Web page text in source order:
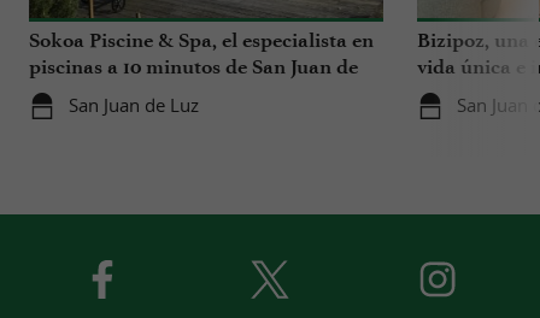
Sokoa Piscine & Spa, el especialista en
piscinas a 10 minutos de San Juan de
Luz
San Juan de Luz
Bizipoz, una
vida única e
disfrutar en
San Juan